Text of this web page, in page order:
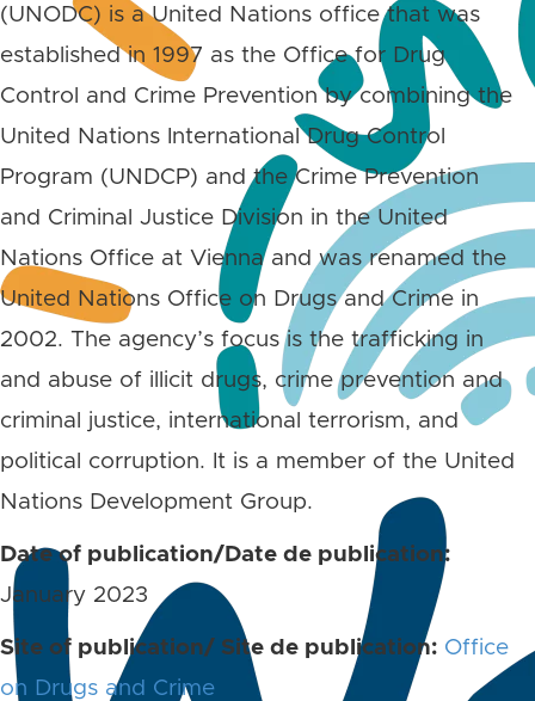
(UNODC) is a United Nations office that was
established in 1997 as the Office for Drug
Control and Crime Prevention by combining the
United Nations International Drug Control
Program (UNDCP) and the Crime Prevention
and Criminal Justice Division in the United
Nations Office at Vienna and was renamed the
United Nations Office on Drugs and Crime in
2002. The agency’s focus is the trafficking in
and abuse of illicit drugs, crime prevention and
criminal justice, international terrorism, and
political corruption. It is a member of the United
Nations Development Group.
Date of publication/Date de publication:
January 2023
Site of publication/ Site de publication: Office
on Drugs and Crime